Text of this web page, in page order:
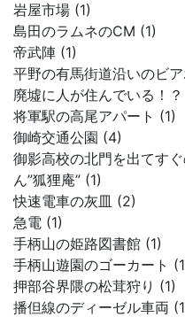
岩屋市場 (1)
島田のラムネのCM (1)
帝武陣 (1)
平野の有馬街道沿いのビ
廃墟に人が住んでいる
将軍駅の高尾アパート (1)
御崎交通公園 (4)
御影高校の北門を出てす
ん”狐狸庵” (1)
快速電車の灰皿 (2)
急電 (1)
手柄山の姫路図書館 (1)
手柄山遊園のゴーカート
押部谷界隈の松茸狩り (1)
播但線のディーゼル車両